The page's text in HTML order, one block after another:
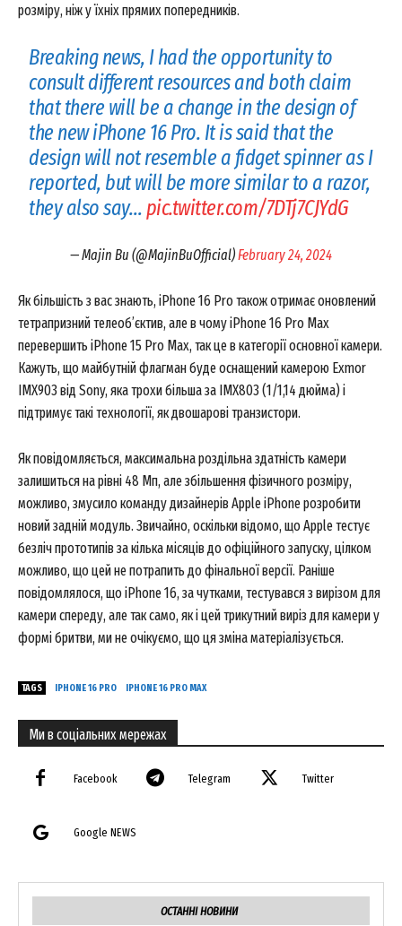
розміру, ніж у їхніх прямих попередників.
Breaking news, I had the opportunity to
consult different resources and both claim
that there will be a change in the design of
the new iPhone 16 Pro. It is said that the
design will not resemble a fidget spinner as I
reported, but will be more similar to a razor,
they also say…pic.twitter.com/7DTj7CJYdG
— Majin Bu (@MajinBuOfficial)February 24, 2024
Як більшість з вас знають, iPhone 16 Pro також отримає оновлений
тетрапризний телеоб’єктив, але в чому iPhone 16 Pro Max
перевершить iPhone 15 Pro Max, так це в категорії основної камери.
Кажуть, що майбутній флагман буде оснащений камерою Exmor
IMX903 від Sony, яка трохи більша за IMX803 (1/1,14 дюйма) і
підтримує такі технології, як двошарові транзистори.
Як повідомляється, максимальна роздільна здатність камери
залишиться на рівні 48 Мп, але збільшення фізичного розміру,
можливо, змусило команду дизайнерів Apple iPhone розробити
новий задній модуль. Звичайно, оскільки відомо, що Apple тестує
безліч прототипів за кілька місяців до офіційного запуску, цілком
можливо, що цей не потрапить до фінальної версії. Раніше
повідомлялося, що iPhone 16, за чутками, тестувався з вирізом для
камери спереду, але так само, як і цей трикутний виріз для камери у
формі бритви, ми не очікуємо, що ця зміна матеріалізується.
TAGS IPHONE 16 PRO IPHONE 16 PRO MAX
Ми в соціальних мережах
Facebook Telegram Twitter
Google NEWS
ОСТАННІ НОВИНИ